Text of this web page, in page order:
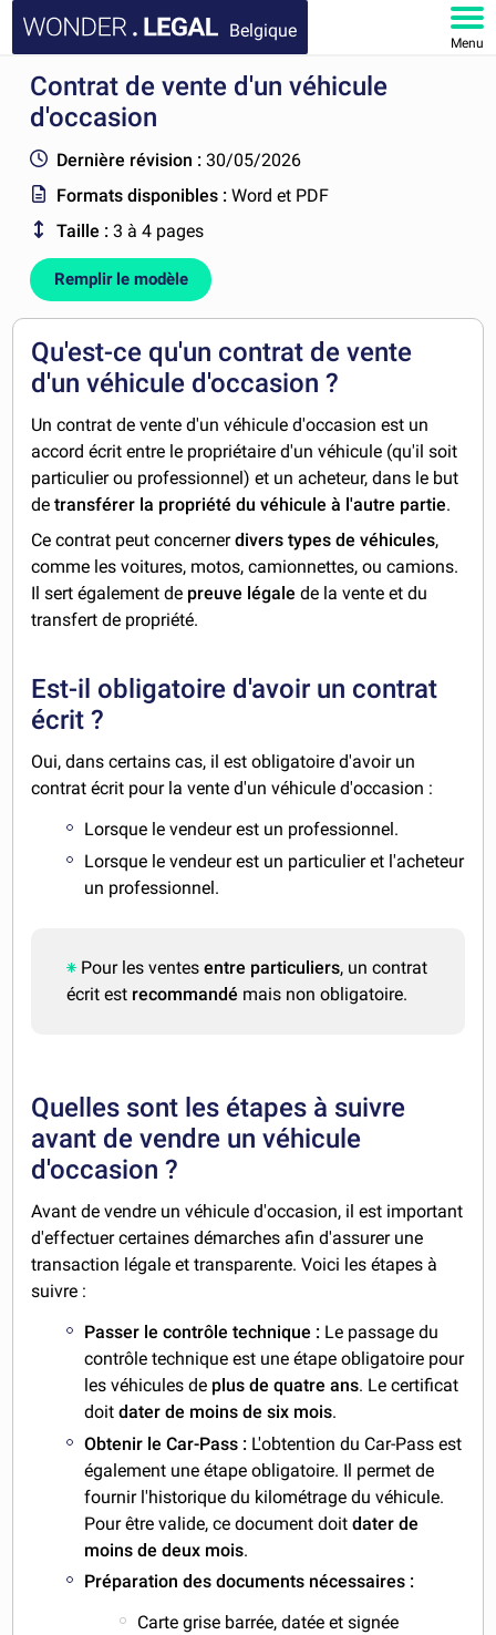
Belgique
Menu
ACCUEIL
FAQ
MON COMPTE
Contrat de vente d'un véhicule
d'occasion
Dernière révision : 30/05/2026
Formats disponibles :Word et PDF
Taille : 3 à 4 pages
Remplir le modèle
Qu'est-ce qu'un contrat de vente
d'un véhicule d'occasion ?
Un contrat de vente d'un véhicule d'occasion est un
accord écrit entre le propriétaire d'un véhicule (qu'il soit
particulier ou professionnel) et un acheteur, dans le but
detransférer la propriété du véhicule à l'autre partie.
Ce contrat peut concernerdivers types de véhicules,
comme les voitures, motos, camionnettes, ou camions.
Il sert également de preuve légale de la vente et du
transfert de propriété.
Est-il obligatoire d'avoir un contrat
écrit ?
Oui, dans certains cas, il est obligatoire d'avoir un
contrat écrit pour la vente d'un véhicule d'occasion :
Lorsque le vendeur est un professionnel.
Lorsque le vendeur est un particulier et l'acheteur
un professionnel.
Pour les ventesentre particuliers, un contrat
écrit est recommandé mais non obligatoire.
Quelles sont les étapes à suivre
avant de vendre un véhicule
d'occasion ?
Avant de vendre un véhicule d'occasion, il est important
d'effectuer certaines démarches afin d'assurer une
transaction légale et transparente. Voici les étapes à
suivre :
Passer le contrôle technique : Le passage du
contrôle technique est une étape obligatoire pour
les véhicules de plus de quatre ans. Le certificat
doitdater de moins de six mois.
Obtenir le Car-Pass : L'obtention du Car-Pass est
également une étape obligatoire. Il permet de
fournir l'historique du kilométrage du véhicule.
Pour être valide, ce document doitdater de
moins de deux mois.
Préparation des documents nécessaires :
Carte grise barrée, datée et signée